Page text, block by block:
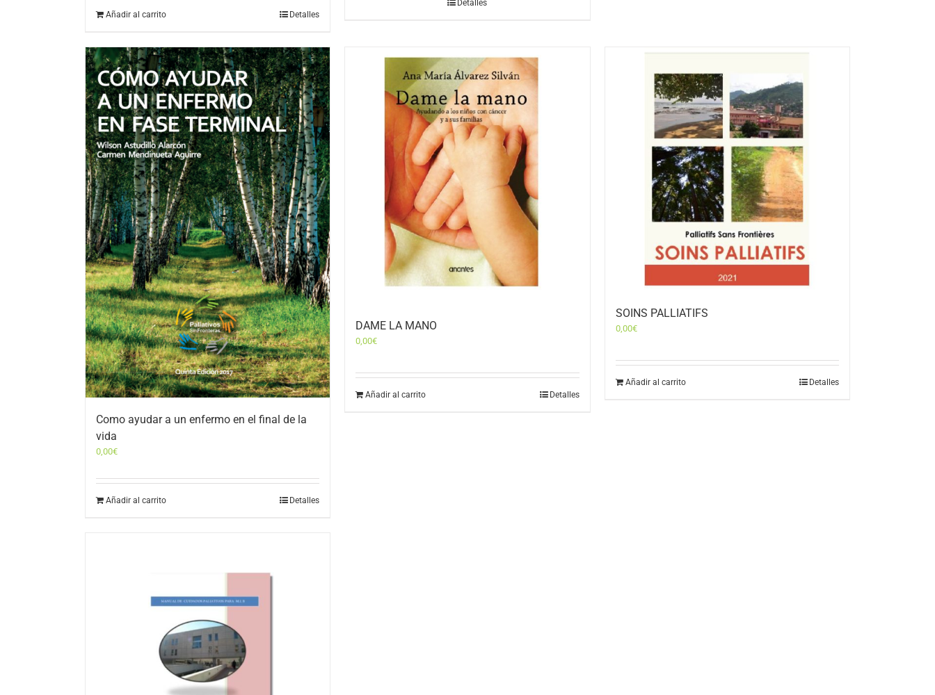
Añadir al carrito Detalles
Detalles
Como ayudar a un enfermo en el final de la
vida
0,00€
Añadir al carrito Detalles
DAME LA MANO
0,00€
Añadir al carrito Detalles
SOINS PALLIATIFS
0,00€
Añadir al carrito Detalles